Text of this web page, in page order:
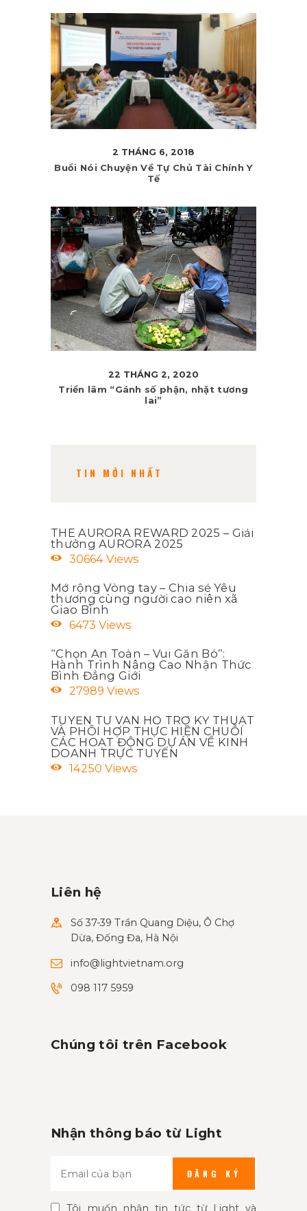
2 THÁNG 6, 2018
Buổi Nói Chuyện Về Tự Chủ Tài Chính Y
Tế
22 THÁNG 2, 2020
Triển lãm “Gánh số phận, nhặt tương
lai”
TIN MỚI NHẤT
THE AURORA REWARD 2025 – Giải
thưởng AURORA 2025
30664 Views
Mở rộng Vòng tay – Chia sẻ Yêu
thương cùng người cao niên xã
Giao Bình
6473 Views
“Chọn An Toàn – Vui Gắn Bó”:
Hành Trình Nâng Cao Nhận Thức
Bình Đẳng Giới
27989 Views
TUYỂN TƯ VẤN HỖ TRỢ KỸ THUẬT
VÀ PHÔI HỢP THỰC HIỆN CHUỖI
CÁC HOẠT ĐỘNG DỰ ÁN VỀ KINH
DOANH TRỰC TUYẾN
14250 Views
Liên hệ
Số 37-39 Trần Quang Diệu, Ô Chợ
Dừa, Đống Đa, Hà Nội
info@lightvietnam.org
098 117 5959
Chúng tôi trên Facebook
Nhận thông báo từ Light
ĐĂNG KÝ